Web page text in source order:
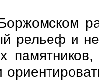
рельеф и